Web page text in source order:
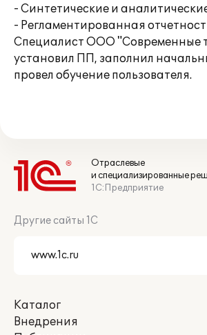
- Синтетические и
- Регламентированная
Специалист ООО "Современные
установил ПП, заполнил
провел обучение пользователя.
Отраслевые
и специализированные
1С:Предприятие
Другие сайты 1С
Каталог
Внедрения